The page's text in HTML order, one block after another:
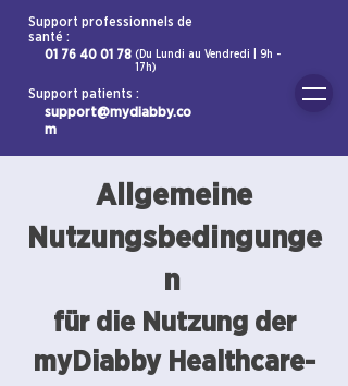
Support professionnels de
santé :
(Du Lundi au Vendredi | 9h -
17h)
01 76 40 01 78
Support patients :
support@mydiabby.co
m
Allgemeine
Nutzungsbedingunge
n
für die Nutzung der
myDiabby Healthcare-